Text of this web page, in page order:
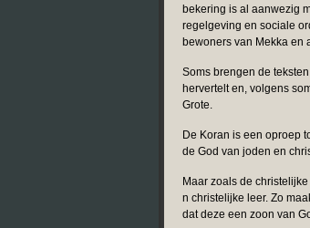
bekering is al aanwezig
regelgeving en sociale
bewoners van Mekka en
Soms brengen de
hervertelt en, volgens
Grote.
De Koran is een oproep
de God van joden en
Maar zoals de
n christelijke leer. Zo
dat deze een zoon van